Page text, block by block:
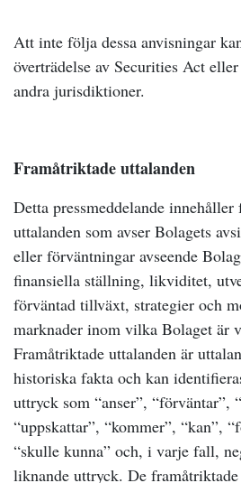
Att inte följa dessa anvisningar
överträdelse av Securities Act
andra jurisdiktioner.
Framåtriktade uttalanden
Detta pressmeddelande
uttalanden som avser Bolagets
eller förväntningar avseende
finansiella ställning, likviditet,
förväntad tillväxt, strategier och
marknader inom vilka Bolaget är
Framåtriktade uttalanden är
historiska fakta och kan
uttryck som “anser”, “förväntar”,
“uppskattar”, “kommer”, “kan”,
“skulle kunna” och, i varje fall,
liknande uttryck. De